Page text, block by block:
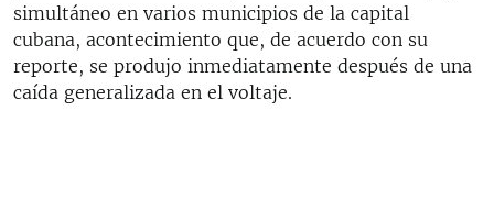
simultáneo en varios municipios de la capital
cubana, acontecimiento que, de acuerdo con su
reporte, se produjo inmediatamente después de una
caída generalizada en el voltaje.